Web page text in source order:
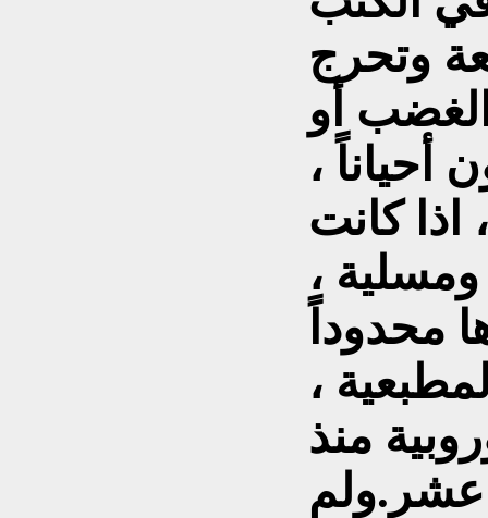
وتحرج
الغضب أو
أحياناً ،
كانت
،
محدوداً
،
منذ
عشر.ولم